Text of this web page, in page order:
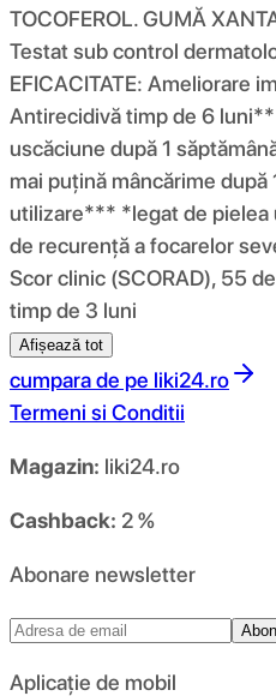
TOCOFEROL. GUMĂ
Testat sub control
EFICACITATE: Ameliorare
Antirecidivă timp de 6
uscăciune după 1
mai puțină mâncărime după
utilizare*** *legat de pielea
de recurență a focarelor
Scor clinic (SCORAD), 55
timp de 3 luni
Afișează tot
cumpara de pe liki24.ro
Termeni si Conditii
Magazin: liki24.ro
Cashback: 2 %
Abonare newsletter
Aplicație de mobil